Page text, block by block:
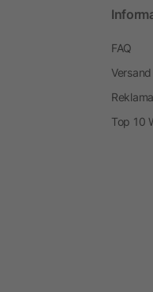
FAQ
Top 10